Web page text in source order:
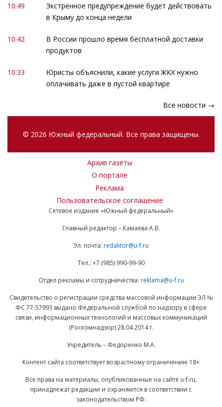
10:49
Экстренное предупреждение будет действовать
в Крыму до конца недели
10:42
В России прошло время бесплатной доставки
продуктов
10:33
Юристы объяснили, какие услуги ЖКХ нужно
оплачивать даже в пустой квартире
Все новости →
© 2026 Южный федеральный. Все права защищены.
Архив газеты
О портале
Реклама
Пользовательское соглашение
Сетевое издание «Южный федеральный»
Главный редактор – Камаева А.В.
Эл. почта: redaktor@u-f.ru
Тел.: +7 (985) 990-99-90
Отдел рекламы и сотрудничества: reklama@u-f.ru
Свидетельство о регистрации средства массовой информации ЭЛ №
ФС 77-57993 выдано Федеральной службой по надзору в сфере
связи, информационных технологий и массовых коммуникаций
(Роскомнадзор) 28.04.2014 г.
Учредитель – Федоренко М.А.
Контент сайта соответствует возрастному ограничению 18+
Все права на материалы, опубликованные на сайте u-f.ru,
принадлежат редакции и охраняются в соответствии с
законодательством РФ.